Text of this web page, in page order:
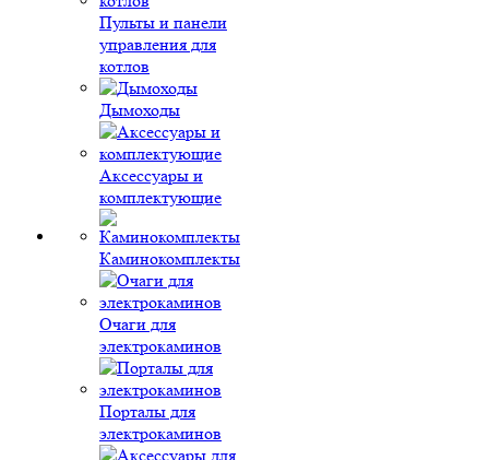
Пульты и панели
управления для
котлов
Дымоходы
Аксессуары и
комплектующие
Каминокомплекты
Очаги для
электрокаминов
Порталы для
электрокаминов